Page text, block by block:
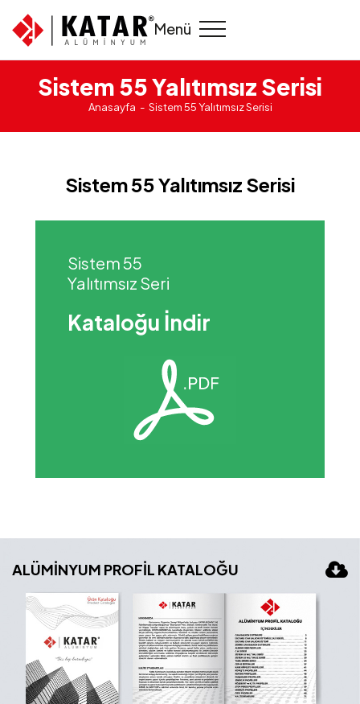
Menü
Sistem 55 Yalıtımsız Serisi
Anasayfa Sistem 55 Yalıtımsız Serisi
Sistem 55 Yalıtımsız Serisi
Sistem 55
Yalıtımsız Seri
Kataloğu İndir
ALÜMİNYUM PROFİL KATALOĞU